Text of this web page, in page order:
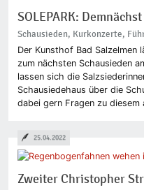
SOLEPARK:
Schausieden, Kurkonzerte,
Der Kunsthof Bad Salzelmen
zum nächsten Schausieden
lassen sich die
Schausiedehaus über die
dabei gern Fragen zu diesem
Zweiter Christopher
25.04.2022